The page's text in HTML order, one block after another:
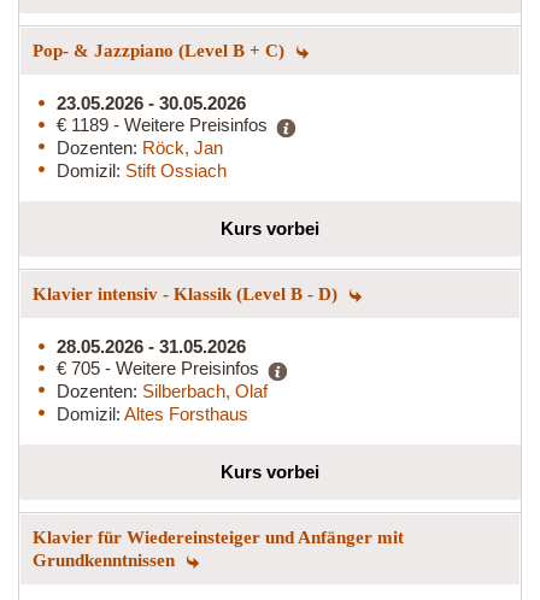
Pop- & Jazzpiano (Level B + C)
23.05.2026 - 30.05.2026
€ 1189 - Weitere Preisinfos
Dozenten: Röck, Jan
Domizil: Stift Ossiach
Kurs vorbei
Klavier intensiv - Klassik (Level B - D)
28.05.2026 - 31.05.2026
€ 705 - Weitere Preisinfos
Dozenten: Silberbach, Olaf
Domizil: Altes Forsthaus
Kurs vorbei
Klavier für Wiedereinsteiger und Anfänger mit
Grundkenntnissen